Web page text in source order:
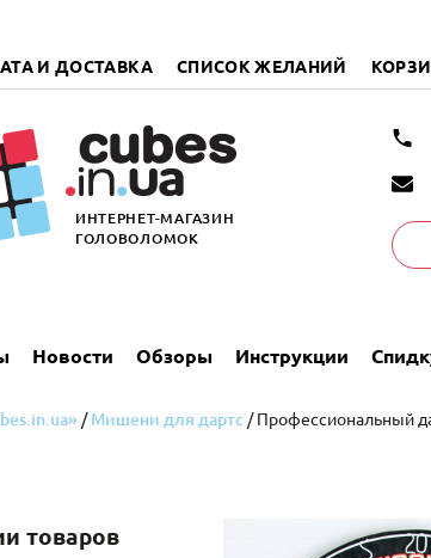
И ДОСТАВКА СПИСОК ЖЕЛАНИЙ
ИНТЕРНЕТ-МАГАЗИН
ГОЛОВОЛОМОК
Новости Обзоры Инструкции
/Мишени для дартс / Профессиональный
товаров